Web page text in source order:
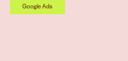
Google Ads